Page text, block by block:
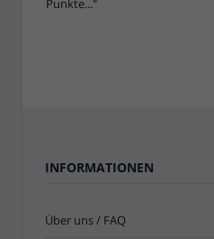
INFORMATIONEN
Über uns / FAQ